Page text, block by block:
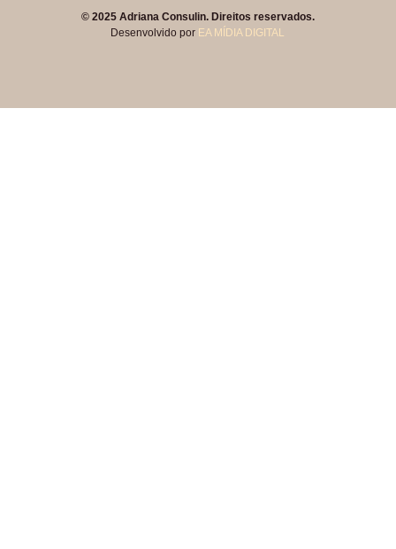
© 2025 Adriana Consulin. Direitos reservados.
Desenvolvido por EA MÍDIA DIGITAL